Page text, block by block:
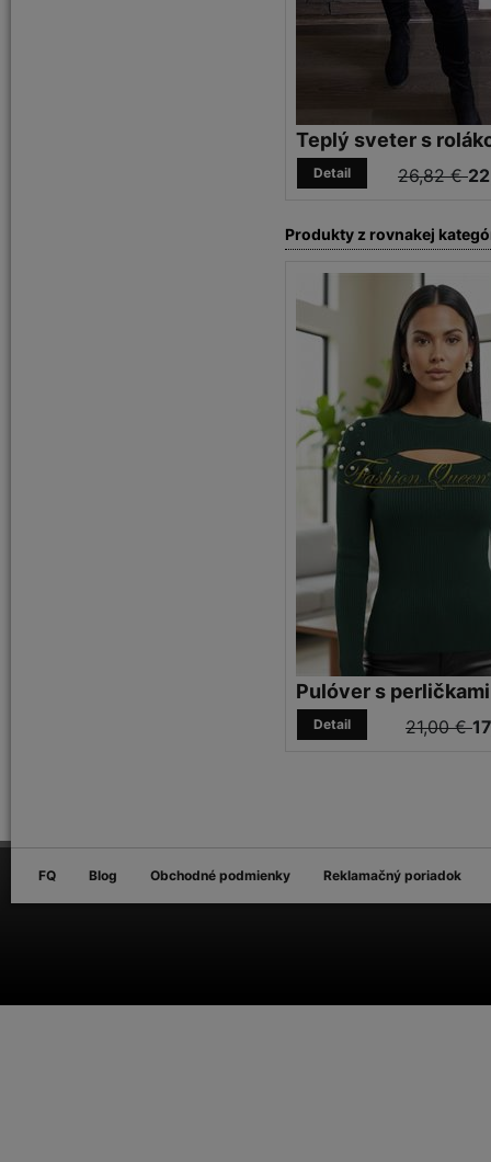
Teplý sveter s
26,82 €
Detail
Produkty z rovnakej
Pulóver s perličkami
21,00 €
Detail
FQ Blog Obchodné podmienky Reklamačný poriadok